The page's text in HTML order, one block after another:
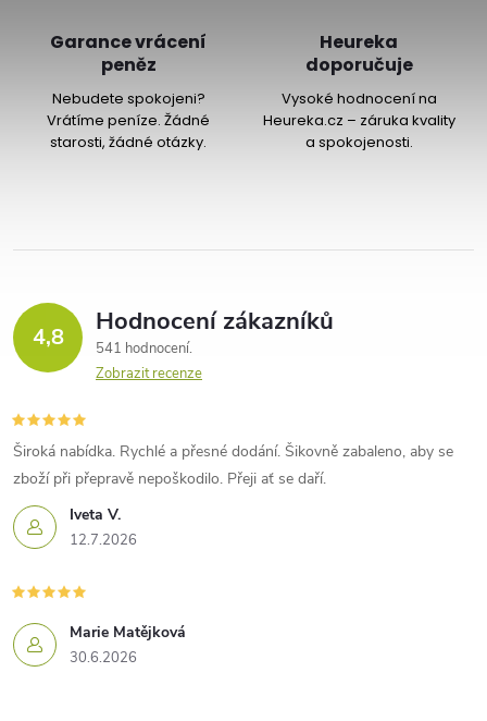
v
p
i
s
u
Garance vrácení
peněz
Nebudete spokojeni?
Vrátíme peníze. Žádné
starosti, žádné otázky.
Heureka
doporučuje
Vysoké hodnocení na
Heureka.cz – záruka kvality
a spokojenosti.
4,8 Hodnocení zákazníků
541 hodnocení
Zobrazit recenze
Iveta V.
12.7.2026
Široká nabídka. Rychlé a přesné dodání. Šikovně zabaleno, aby se
zboží při přepravě nepoškodilo. Přeji ať se daří.
Marie Matějková
30.6.2026